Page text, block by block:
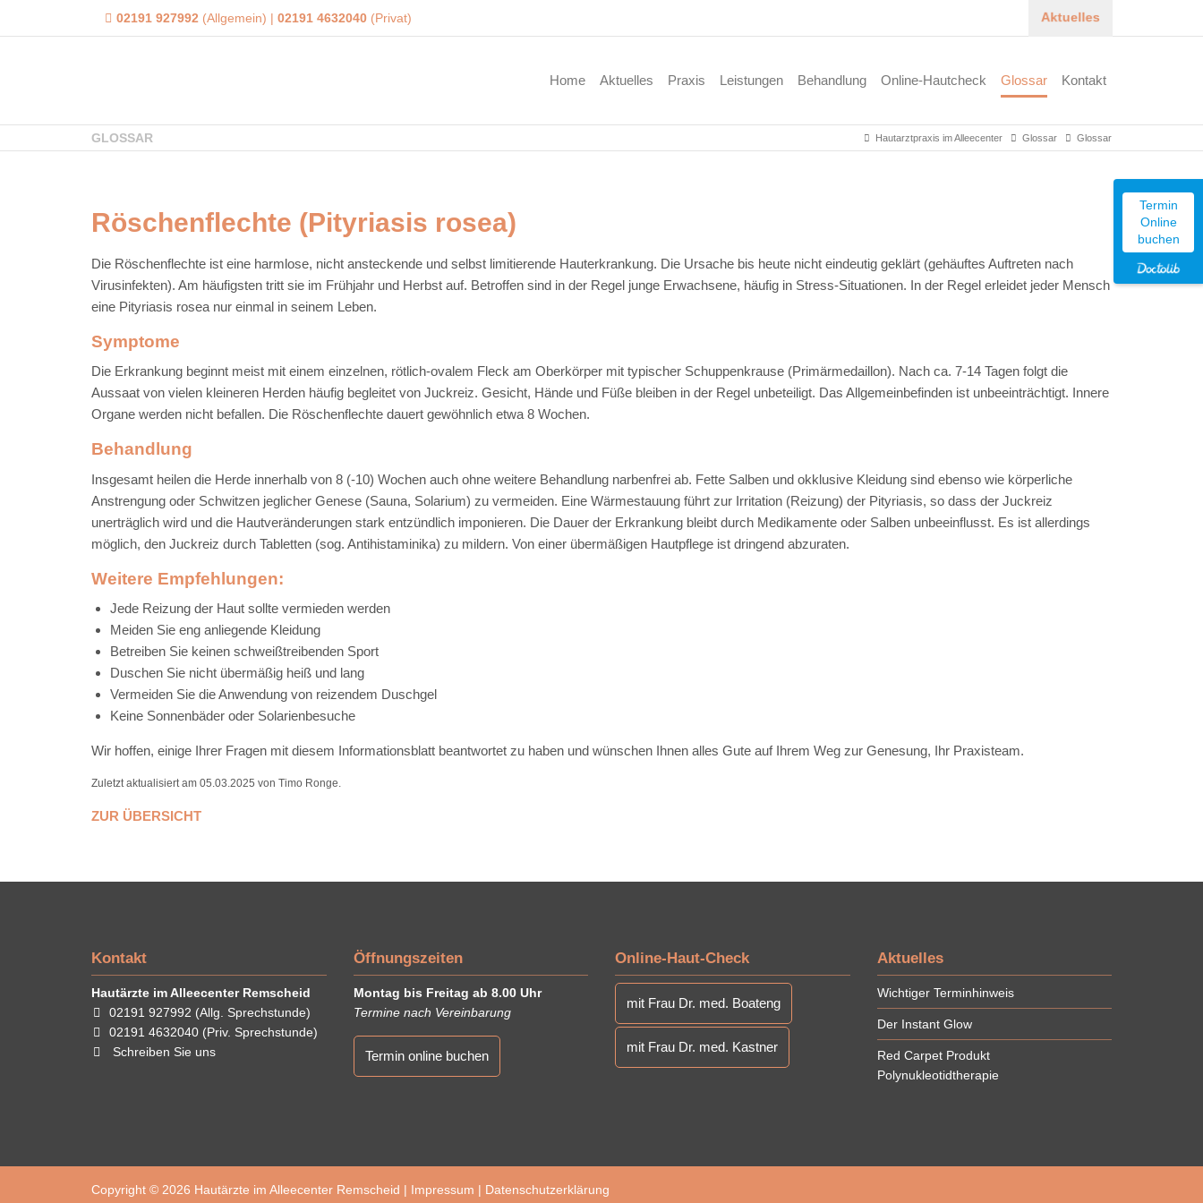
02191 927992 (Allgemein) | 02191 4632040 (Privat) Aktuelles
Home Aktuelles Praxis Leistungen Behandlung Online-Hautcheck Glossar Kontakt
GLOSSAR Hautarztpraxis im Alleecenter Glossar Glossar
Röschenflechte (Pityriasis rosea)
Die Röschenflechte ist eine harmlose, nicht ansteckende und selbst limitierende Hauterkrankung. Die Ursache bis heute nicht eindeutig geklärt (gehäuftes Auftreten nach
Virusinfekten). Am häufigsten tritt sie im Frühjahr und Herbst auf. Betroffen sind in der Regel junge Erwachsene, häufig in Stress-Situationen. In der Regel erleidet jeder Mensch
eine Pityriasis rosea nur einmal in seinem Leben.
Symptome
Die Erkrankung beginnt meist mit einem einzelnen, rötlich-ovalem Fleck am Oberkörper mit typischer Schuppenkrause (Primärmedaillon). Nach ca. 7-14 Tagen folgt die
Aussaat von vielen kleineren Herden häufig begleitet von Juckreiz. Gesicht, Hände und Füße bleiben in der Regel unbeteiligt. Das Allgemeinbefinden ist unbeeinträchtigt. Innere
Organe werden nicht befallen. Die Röschenflechte dauert gewöhnlich etwa 8 Wochen.
Behandlung
Insgesamt heilen die Herde innerhalb von 8 (-10) Wochen auch ohne weitere Behandlung narbenfrei ab. Fette Salben und okklusive Kleidung sind ebenso wie körperliche
Anstrengung oder Schwitzen jeglicher Genese (Sauna, Solarium) zu vermeiden. Eine Wärmestauung führt zur Irritation (Reizung) der Pityriasis, so dass der Juckreiz
unerträglich wird und die Hautveränderungen stark entzündlich imponieren. Die Dauer der Erkrankung bleibt durch Medikamente oder Salben unbeeinflusst. Es ist allerdings
möglich, den Juckreiz durch Tabletten (sog. Antihistaminika) zu mildern. Von einer übermäßigen Hautpflege ist dringend abzuraten.
Weitere Empfehlungen:
Jede Reizung der Haut sollte vermieden werden
Meiden Sie eng anliegende Kleidung
Betreiben Sie keinen schweißtreibenden Sport
Duschen Sie nicht übermäßig heiß und lang
Vermeiden Sie die Anwendung von reizendem Duschgel
Keine Sonnenbäder oder Solarienbesuche
Wir hoffen, einige Ihrer Fragen mit diesem Informationsblatt beantwortet zu haben und wünschen Ihnen alles Gute auf Ihrem Weg zur Genesung, Ihr Praxisteam.
Zuletzt aktualisiert am 05.03.2025 von Timo Ronge.
ZUR ÜBERSICHT
Kontakt
Hautärzte im Alleecenter Remscheid
02191 927992 (Allg. Sprechstunde)
02191 4632040 (Priv. Sprechstunde)
Schreiben Sie uns
Öffnungszeiten
Montag bis Freitag ab 8.00 Uhr
Termine nach Vereinbarung
Termin online buchen
Online-Haut-Check
mit Frau Dr. med. Boateng
mit Frau Dr. med. Kastner
Aktuelles
Wichtiger Terminhinweis
Der Instant Glow
Red Carpet Produkt
Polynukleotidtherapie
Termin
Online
buchen
Copyright © 2026 Hautärzte im Alleecenter Remscheid | Impressum | Datenschutzerklärung